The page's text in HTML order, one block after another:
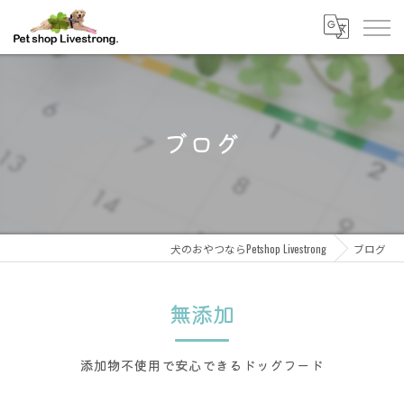
ブログ
犬のおやつならPetshop Livestrong ブログ
無添加
添加物不使用で安心できるドッグフード